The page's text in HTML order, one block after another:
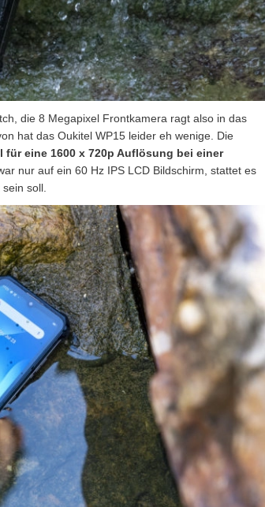
die 8 Megapixel Frontkamera ragt also in das
hat das Oukitel WP15 leider eh wenige. Die
für eine 1600 x 720p Auflösung bei einer
nur auf ein 60 Hz IPS LCD Bildschirm, stattet es
soll.